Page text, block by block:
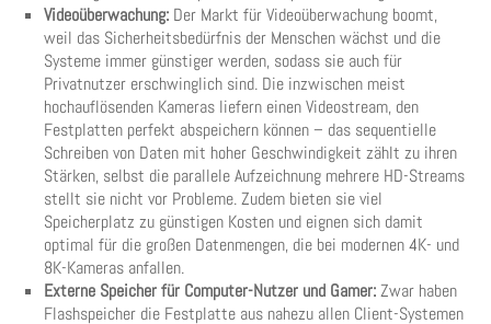
Videoüberwachung: Der Markt für Videoüberwachung boomt,
weil das Sicherheitsbedürfnis der Menschen wächst und die
Systeme immer günstiger werden, sodass sie auch für
Privatnutzer erschwinglich sind. Die inzwischen meist
hochauflösenden Kameras liefern einen Videostream, den
Festplatten perfekt abspeichern können – das sequentielle
Schreiben von Daten mit hoher Geschwindigkeit zählt zu ihren
Stärken, selbst die parallele Aufzeichnung mehrere HD-Streams
stellt sie nicht vor Probleme. Zudem bieten sie viel
Speicherplatz zu günstigen Kosten und eignen sich damit
optimal für die großen Datenmengen, die bei modernen 4K- und
8K-Kameras anfallen.
Externe Speicher für Computer-Nutzer und Gamer:Zwar haben
Flashspeicher die Festplatte aus nahezu allen Client-Systemen